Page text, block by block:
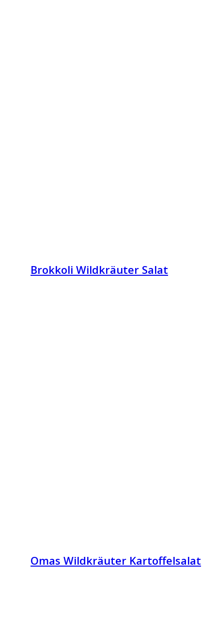
Brokkoli Wildkräuter Salat
Omas Wildkräuter Kartoffelsalat